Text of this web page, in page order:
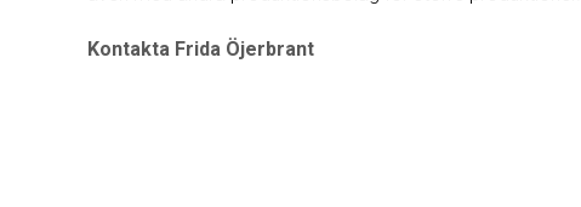
Kontakta Frida Öjerbrant